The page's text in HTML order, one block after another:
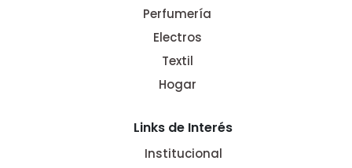
Perfumería
Electros
Textil
Hogar
Links de Interés
Institucional